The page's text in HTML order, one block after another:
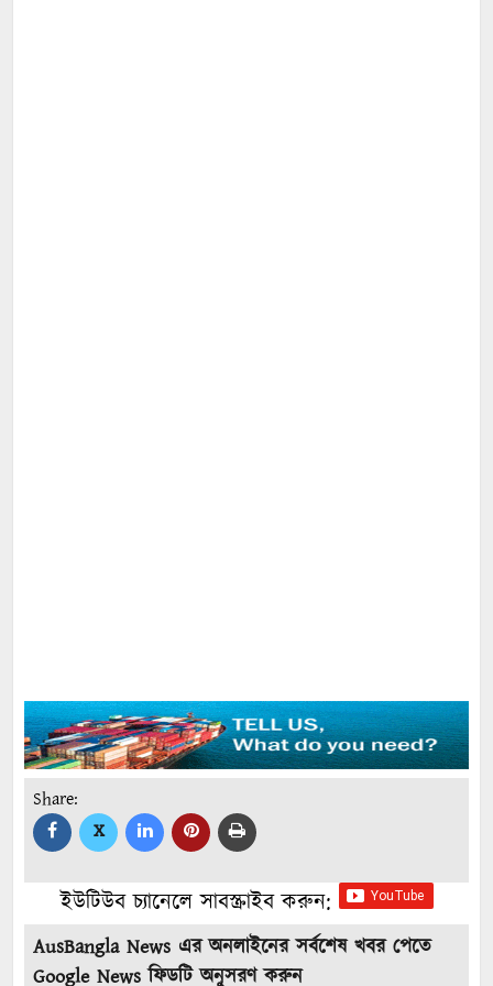
Share:
X
ইউটিউব চ্যানেলে সাবস্ক্রাইব করুন:
AusBangla News এর অনলাইনের সর্বশেষ খবর পেতে
Google News ফিডটি অনুসরণ করুন